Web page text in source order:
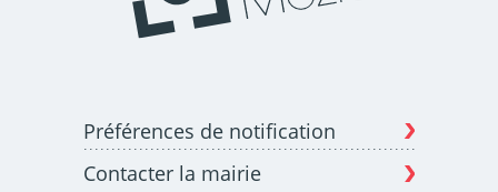
Préférences de notification
Contacter la mairie